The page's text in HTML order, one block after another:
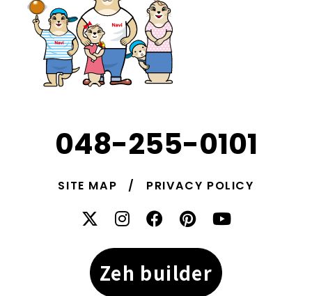
048-255-0101
SITE MAP PRIVACY POLICY
Zeh builder